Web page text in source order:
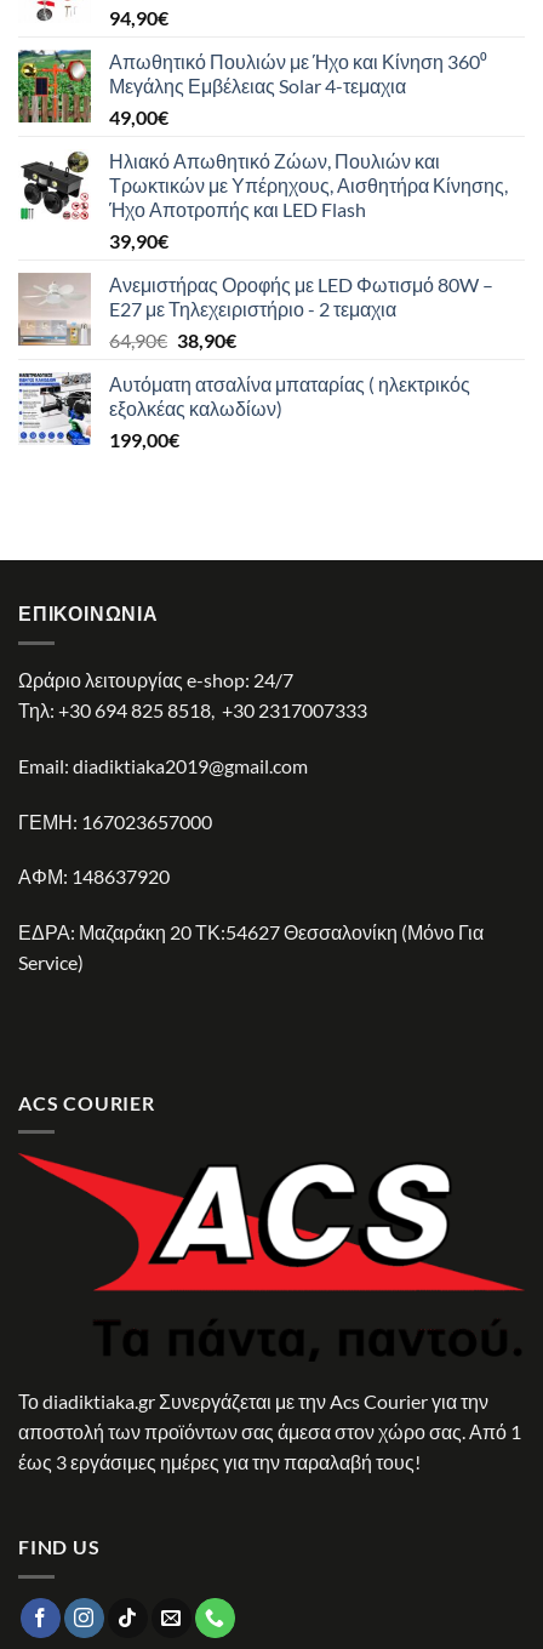
94,90€
Απωθητικό Πουλιών με Ήχο και Κίνηση 360⁰
Μεγάλης Εμβέλειας Solar 4-τεμαχια
49,00€
Ηλιακό Απωθητικό Ζώων, Πουλιών και
Τρωκτικών με Υπέρηχους, Αισθητήρα Κίνησης,
Ήχο Αποτροπής και LED Flash
39,90€
Ανεμιστήρας Οροφής με LED Φωτισμό 80W –
E27 με Τηλεχειριστήριο - 2 τεμαχια
64,90€ Original
was:
64,90€.
38,90€Η
τιμή
είναι:
Αυτόματη ατσαλίνα μπαταρίας ( ηλεκτρικός
εξολκέας καλωδίων)
199,00€
ΕΠΙΚΟΙΝΩΝΊΑ
Ωράριο λειτουργίας e-shop: 24/7
Τηλ: +30 694 825 8518, +30 2317007333
Email: diadiktiaka2019@gmail.com
ΓΕΜΗ: 167023657000
ΑΦΜ: 148637920
ΕΔΡΑ: Μαζαράκη 20 ΤΚ:54627 Θεσσαλονίκη (Μόνο Για
Service)
ACS COURIER
Το diadiktiaka.gr Συνεργάζεται με την Acs Courier για την
αποστολή των προϊόντων σας άμεσα στον χώρο σας. Από 1
έως 3 εργάσιμες ημέρες για την παραλαβή τους!
FIND US